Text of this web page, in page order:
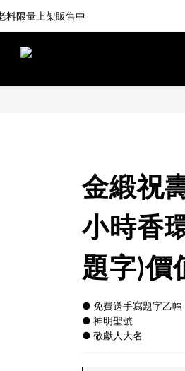
!! \印尼馬來沉香/
料限量上架販售中
7/19** 免運派對
!! \印尼馬來沉香/
金緞祝
小時香
題字)價
● 免費送手寫題字乙幅
● 神明聖號
● 敬獻人大名